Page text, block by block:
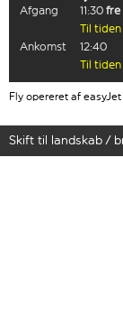
Afgang
11:30 fre
Til tiden
Ankomst
12:40
Til tiden
Fly opereret af easyJet
Skift til landskab /